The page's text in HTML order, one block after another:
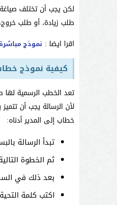
لكن يجب أن تختلف
طلب زيادة، أو طلب
اقرا ايضا : نموذج
كيفية نموذج
تعد الخطب الرسمية
لأن الرسالة يجب أن
خطاب إلى المدير أدناه:
تبدأ الرسالة
ثم الخطوة
بعد ذلك في
اكتب كلمة